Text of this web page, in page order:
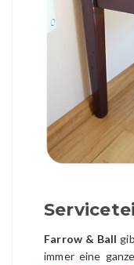
Farrow & Ball
immer eine